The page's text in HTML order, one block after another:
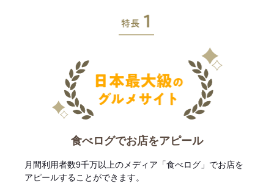
食べログでお店をアピール
月間利用者数9千万以上のメディア「食べログ」でお店を
アピールすることができます。